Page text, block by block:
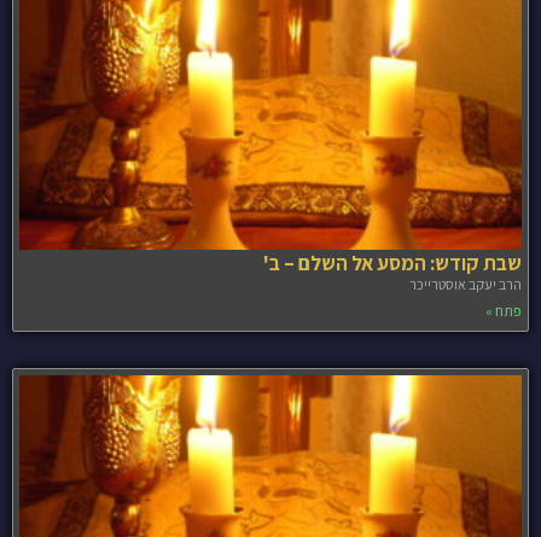
שבת קודש: המסע אל השלם – ב'
הרב יעקב אוסטרייכר
פתח »